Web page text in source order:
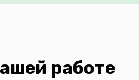
работе